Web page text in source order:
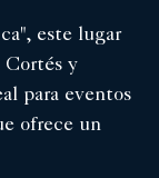
este lugar
Cortés y
para eventos
ofrece un